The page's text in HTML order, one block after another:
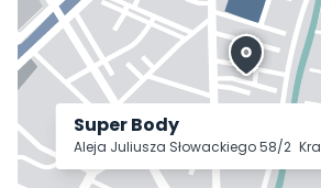
Super Body
Aleja Juliusza Słowackiego 58/2